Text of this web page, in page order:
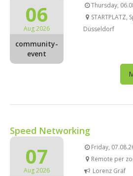
06
Aug 2026
community-
event
Thursday,
STARTPLATZ,
Düsseldorf
Speed Networking
07
Aug 2026
Friday,
Remote per
Lorenz Gräf